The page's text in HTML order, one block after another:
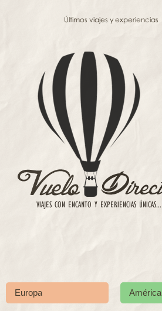
Últimos viajes y experiencias
Europa América